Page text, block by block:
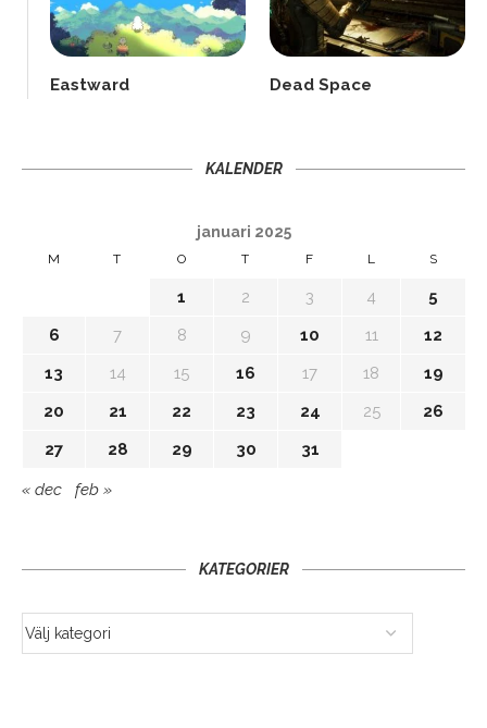
Eastward Dead Space
KALENDER
januari 2025
M T O T F L S
1 2 3 4
5
6
7 8 9 10 11
12
13
14 15 16 17 18
19
20
21 22 23 24 25
26
27
28 29 30 31
« dec feb »
KATEGORIER